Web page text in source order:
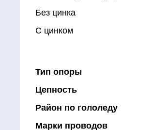
Без цинка
С цинком
Тип опоры
Цепность
Район по гололеду
Марки проводов